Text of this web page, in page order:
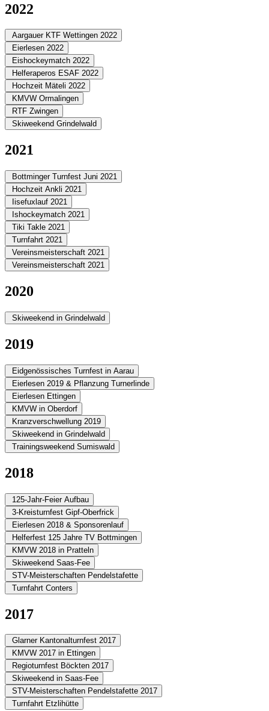
2022
Aargauer KTF Wettingen 2022
Eierlesen 2022
Eishockeymatch 2022
Helferaperos ESAF 2022
Hochzeit Mäteli 2022
KMVW Ormalingen
RTF Zwingen
Skiweekend Grindelwald
2021
Bottminger Turnfest Juni 2021
Hochzeit Ankli 2021
Iisefuxlauf 2021
Ishockeymatch 2021
Tiki Takle 2021
Turnfahrt 2021
Vereinsmeisterschaft 2021
Vereinsmeisterschaft 2021
2020
Skiweekend in Grindelwald
2019
Eidgenössisches Turnfest in Aarau
Eierlesen 2019 & Pflanzung Turnerlinde
Eierlesen Ettingen
KMVW in Oberdorf
Kranzverschwellung 2019
Skiweekend in Grindelwald
Trainingsweekend Sumiswald
2018
125-Jahr-Feier Aufbau
3-Kreisturnfest Gipf-Oberfrick
Eierlesen 2018 & Sponsorenlauf
Helferfest 125 Jahre TV Bottmingen
KMVW 2018 in Pratteln
Skiweekend Saas-Fee
STV-Meisterschaften Pendelstafette
Turnfahrt Conters
2017
Glarner Kantonalturnfest 2017
KMVW 2017 in Ettingen
Regioturnfest Böckten 2017
Skiweekend in Saas-Fee
STV-Meisterschaften Pendelstafette 2017
Turnfahrt Etzlihütte